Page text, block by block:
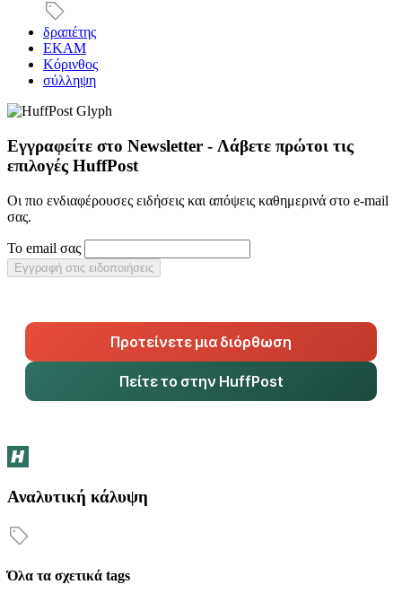
δραπέτης
ΕΚΑΜ
Κόρινθος
σύλληψη
Εγγραφείτε στο Newsletter - Λάβετε πρώτοι τις
επιλογές HuffPost
Οι πιο ενδιαφέρουσες ειδήσεις και απόψεις καθημερινά στο e-mail
σας.
Το email σας
Εγγραφή στις ειδοποιήσεις
Προτείνετε μια διόρθωση
Πείτε το στην HuffPost
Αναλυτική κάλυψη
Όλα τα σχετικά tags